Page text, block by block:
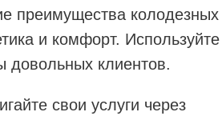
преимущества колодезных
и комфорт. Используйте
довольных клиентов.
свои услуги через